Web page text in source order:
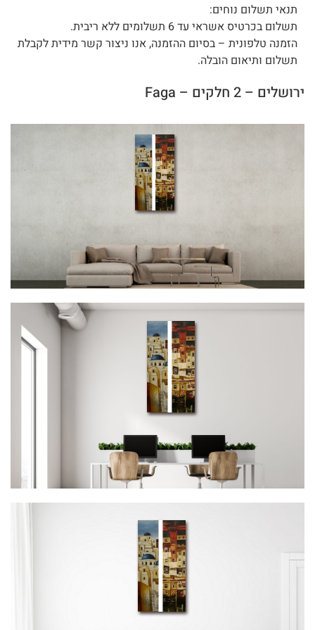
תנאי תשלום נוחים:
תשלום בכרטיס אשראי עד 6 תשלומים ללא ריבית.
הזמנה טלפונית – בסיום ההזמנה, אנו ניצור קשר מידית לקבלת
תשלום ותיאום הובלה.
ירושלים – 2 חלקים – Faga